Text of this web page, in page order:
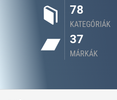
78
KATEGÓRIÁK
37
MÁRKÁK